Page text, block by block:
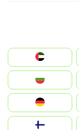
الإمارات العربية المتحدة
Switzerland
Deutschland
United Kingdom